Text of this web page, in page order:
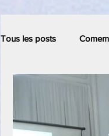
Tous les posts
Formation
Capacitação/